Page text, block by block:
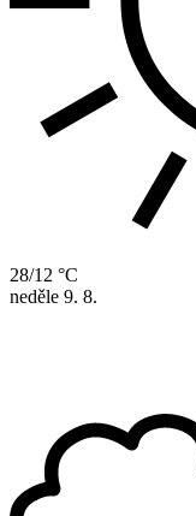
28/12 °C
neděle 9. 8.